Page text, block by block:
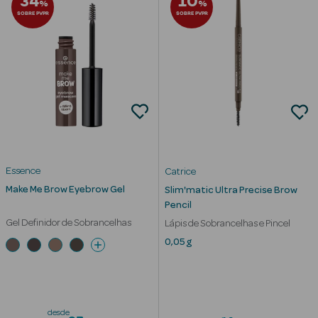
Corporais
Cicatrizantes
Depilatórios
Mãos
Massajadores
%
SOBRE PVPR
Essence
Make Me Brow Eyebrow Gel
Gel Definidor de Sobrancelhas
desde
%
SOBRE PVPR
Catrice
Slim'matic Ultra Precise Brow
Pencil
Lápis de Sobrancelhas e Pincel
0,05 g